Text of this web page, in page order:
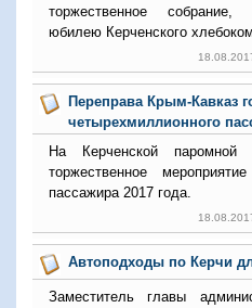
торжественное собрание,
юбилею Керченского
Переправа Крым-Кавказ
четырехмиллионного
На Керченской паромной
торжественное
пассажира 2017 года.
Автоподходы по Керчи
Заместитель главы